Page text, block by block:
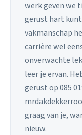
werk geven we
gerust hart
vakmanschap
carrière wel
onverwachte
leer je ervan.
gerust op 085
graag van je,
nieuw.